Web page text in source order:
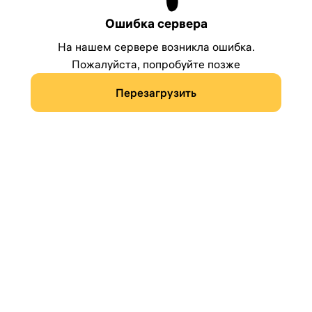
Ошибка сервера
На нашем сервере возникла ошибка.
Пожалуйста, попробуйте позже
Перезагрузить